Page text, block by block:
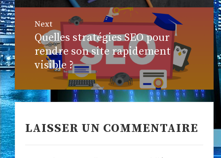
Next
Next
post:
Quelles stratégies SEO pour
rendre son site rapidement
visible ?
LAISSER UN COMMENTAIRE